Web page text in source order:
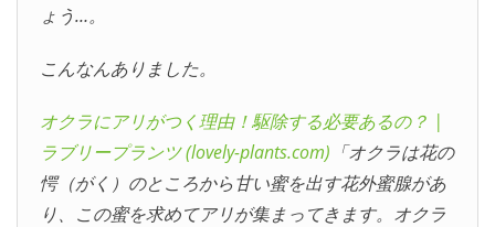
ょう…。
こんなんありました。
オクラにアリがつく理由！駆除する必要あるの？ |
ラブリープランツ (lovely-plants.com) 「オクラは花の
愕（がく）のところから甘い蜜を出す花外蜜腺があ
り、この蜜を求めてアリが集まってきます。オクラ